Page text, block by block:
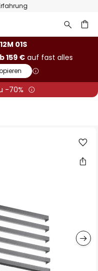
01S
159 €auf fast alles
-70%